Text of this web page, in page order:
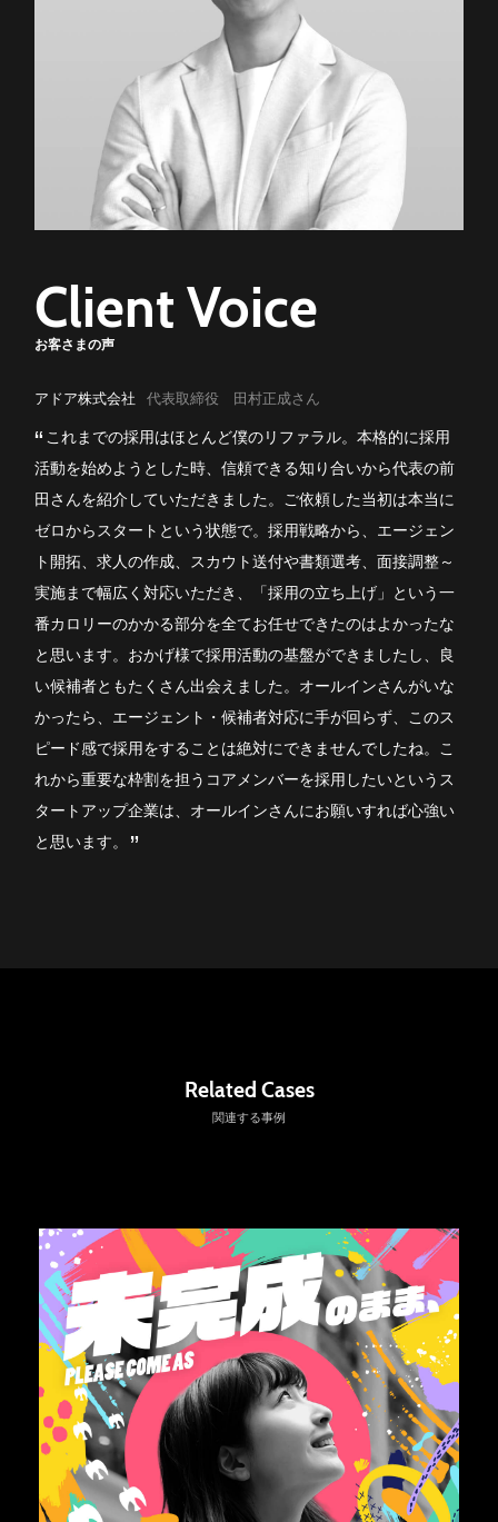
Client Voice
お客さまの声
アドア株式会社 代表取締役 田村正成さん
これまでの採用はほとんど僕のリファラル。本格的に採用
活動を始めようとした時、信頼できる知り合いから代表の前
田さんを紹介していただきました。ご依頼した当初は本当に
ゼロからスタートという状態で。採用戦略から、エージェン
ト開拓、求人の作成、スカウト送付や書類選考、面接調整～
実施まで幅広く対応いただき、「採用の立ち上げ」という一
番カロリーのかかる部分を全てお任せできたのはよかったな
と思います。おかげ様で採用活動の基盤ができましたし、良
い候補者ともたくさん出会えました。オールインさんがいな
かったら、エージェント・候補者対応に手が回らず、このス
ピード感で採用をすることは絶対にできませんでしたね。こ
れから重要な枠割を担うコアメンバーを採用したいというス
タートアップ企業は、オールインさんにお願いすれば心強い
と思います。
Related Cases
関連する事例